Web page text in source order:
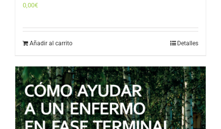
0,00€
Añadir al carrito Detalles